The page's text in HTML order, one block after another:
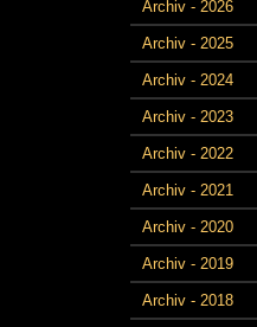
Archiv - 2026
Archiv - 2025
Archiv - 2024
Archiv - 2023
Archiv - 2022
Archiv - 2021
Archiv - 2020
Archiv - 2019
Archiv - 2018